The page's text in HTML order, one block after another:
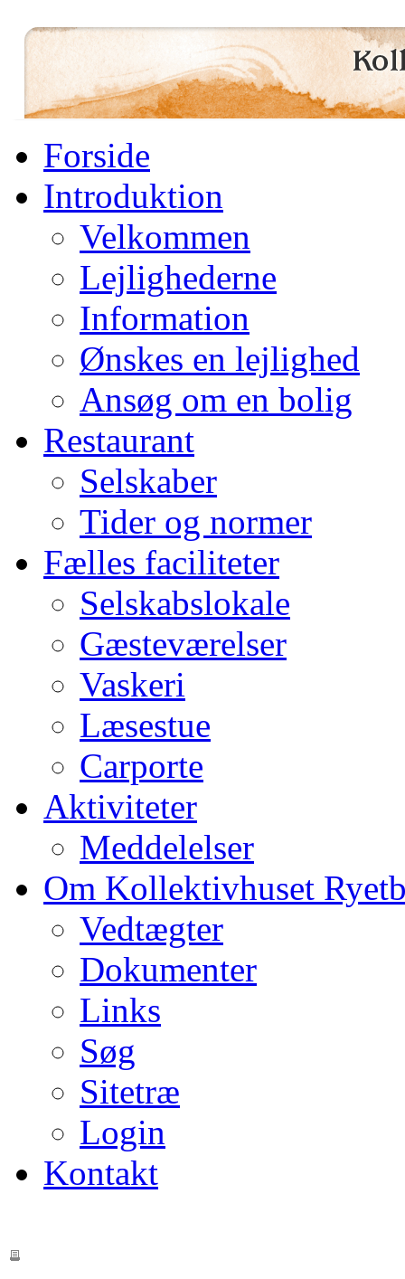
Forside
Introduktion
Velkommen
Lejlighederne
Information
Ønskes en lejlighed
Ansøg om en bolig
Restaurant
Selskaber
Tider og normer
Fælles faciliteter
Selskabslokale
Gæsteværelser
Vaskeri
Læsestue
Carporte
Aktiviteter
Meddelelser
Om Kollektivhuset
Vedtægter
Dokumenter
Links
Søg
Sitetræ
Login
Kontakt